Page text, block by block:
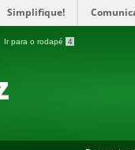
Simplifique!
Ir para o rodapé 4